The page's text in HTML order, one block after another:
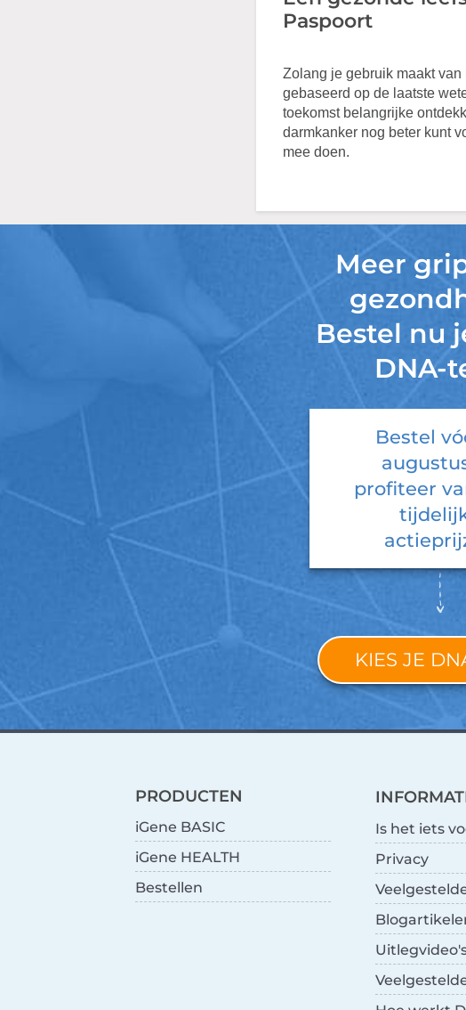
Paspoort
Zolang je gebruik maakt
gebaseerd op de laatste
toekomst belangrijke
darmkanker nog beter kunt
mee doen.
Meer
Bestel nu
DNA-
Bestel
profiteer
KIES JE
PRODUCTEN
iGene BASIC
iGene HEALTH
Bestellen
Is het iets
Privacy